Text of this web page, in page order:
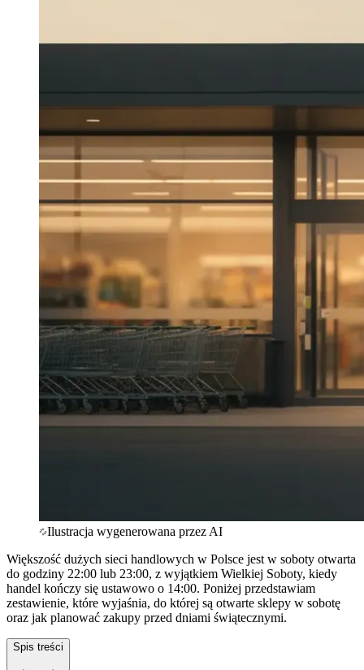
Ilustracja wygenerowana przez AI
Większość dużych sieci handlowych w Polsce jest w soboty otwarta
do godziny 22:00 lub 23:00, z wyjątkiem Wielkiej Soboty, kiedy
handel kończy się ustawowo o 14:00. Poniżej przedstawiam
zestawienie, które wyjaśnia, do której są otwarte sklepy w sobotę
oraz jak planować zakupy przed dniami świątecznymi.
Spis treści